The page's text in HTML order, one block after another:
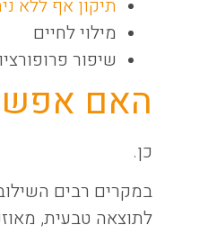
תיקון אף ללא
מילוי לחיים
שיפור
האם
כן.
במקרים רבים
לתוצאה טבעית,